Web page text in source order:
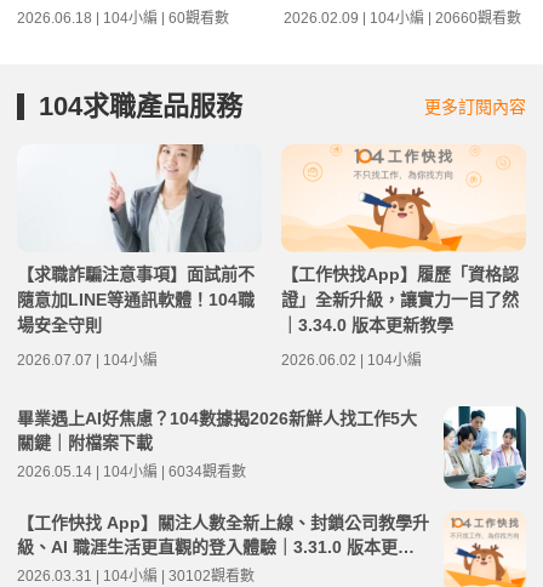
2026.06.18 | 104小編 | 60觀看數 2026.02.09 | 104小編 | 20660觀看數
104求職產品服務 更多訂閱內容
【求職詐騙注意事項】面試前不
隨意加LINE等通訊軟體！104職
場安全守則
2026.07.07 | 104小編
【工作快找App】履歷「資格認
證」全新升級，讓實力一目了然
｜3.34.0 版本更新教學
2026.06.02 | 104小編
畢業遇上AI好焦慮？104數據揭2026新鮮人找工作5大
關鍵｜附檔案下載
2026.05.14 | 104小編 | 6034觀看數
【工作快找 App】關注人數全新上線、封鎖公司教學升
級、AI 職涯生活更直觀的登入體驗｜3.31.0 版本更新
教學
2026.03.31 | 104小編 | 30102觀看數